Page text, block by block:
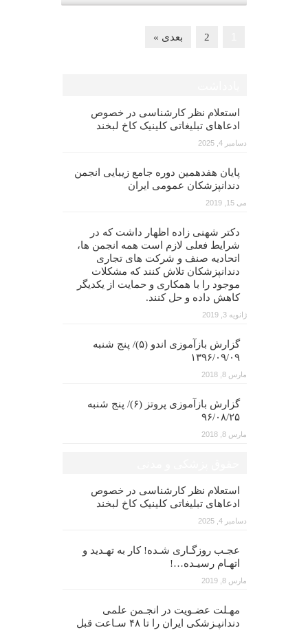
2 بعدی »
استعلام نظر کارشناسی در خصوص
ادعاهای تبلیغاتی کلینیک کاخ لبخند
دسامبر 4, 2025
پایان هفدهمین دوره جامع زیبایی انجمن
دندانپزشکان عمومی ایران
می 15, 2019
دکتر شهنی زاده اظهار داشت که در
شرایط فعلی لازم است همه انجمن ها،
اتحادیه صنف و شرکت های تجاری
دندانپزشکان تلاش کنند که مشکلات
موجود را با همکاری و حمایت از یکدیگر
کاهش داده و حل کنند.
ژانویه 3, 2019
گزارش بازآموزی اندو (۵)/ پنج شنبه
۱۳۹۶/۰۹/۰۹
مارس 8, 2018
گزارش بازآموزی پروتز (۶)/ پنج شنبه
۹۶/۰۸/۲۵
مارس 8, 2018
استعلام نظر کارشناسی در خصوص
ادعاهای تبلیغاتی کلینیک کاخ لبخند
دسامبر 4, 2025
عجـب روزگـاری شـده! کار به تهـدید و
اتهـام رسیـده…!
مارس 8, 2019
مهـلت عضـویت در انجـمن علمی
دندانپـزشکی ایران را تا ۴۸ سـاعت قبل